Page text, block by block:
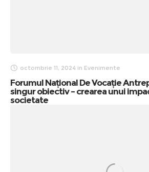
octombrie 11, 2024 in Evenimente
Forumul Național De Vocație
singur obiectiv – crearea unui
societate